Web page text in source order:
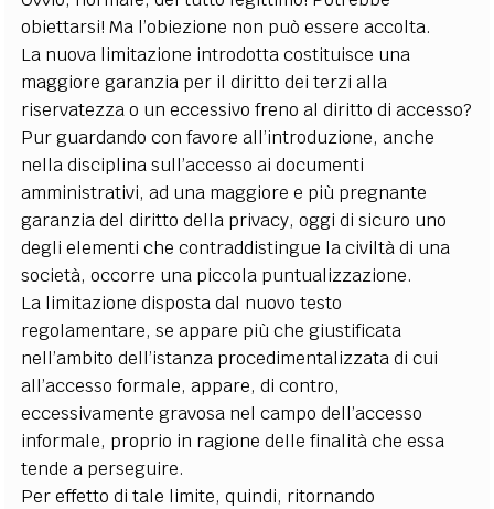
obiettarsi! Ma l’obiezione non può essere accolta.
La nuova limitazione introdotta costituisce una
maggiore garanzia per il diritto dei terzi alla
riservatezza o un eccessivo freno al diritto di accesso?
Pur guardando con favore all’introduzione, anche
nella disciplina sull’accesso ai documenti
amministrativi, ad una maggiore e più pregnante
garanzia del diritto della privacy, oggi di sicuro uno
degli elementi che contraddistingue la civiltà di una
società, occorre una piccola puntualizzazione.
La limitazione disposta dal nuovo testo
regolamentare, se appare più che giustificata
nell’ambito dell’istanza procedimentalizzata di cui
all’accesso formale, appare, di contro,
eccessivamente gravosa nel campo dell’accesso
informale, proprio in ragione delle finalità che essa
tende a perseguire.
Per effetto di tale limite, quindi, ritornando